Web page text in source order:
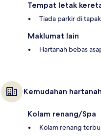
Tempat letak
Tiada parkir di
Maklumat lain
Hartanah bebas
Kemudahan hartanah
Kolam renang/Spa
Kolam renang